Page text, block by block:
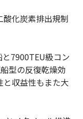
酸化炭素排出規制
7900TEU級コン
型の反復乾燥効
収益性もまた大